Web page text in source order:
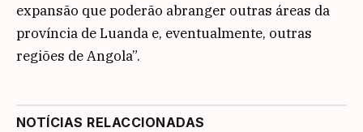
expansão que poderão abranger outras áreas da
província de Luanda e, eventualmente, outras
regiões de Angola”.
NOTÍCIAS RELACCIONADAS